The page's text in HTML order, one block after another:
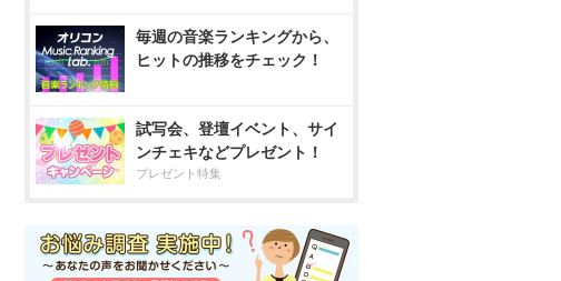
毎週の音楽ランキングから、
ヒットの推移をチェック！
試写会、登壇イベント、サイ
ンチェキなどプレゼント！
プレゼント特集